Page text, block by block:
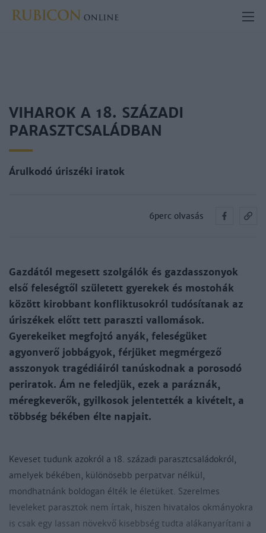
VIHAROK A 18. SZÁZADI
PARASZTCSALÁDBAN
Árulkodó úriszéki iratok
6perc olvasás
Gazdától megesett szolgálók és gazdasszonyok
első feleségtől született gyerekek és mostohák
között kirobbant konfliktusokról tudósítanak az
úriszékek előtt tett paraszti vallomások.
Gyerekeiket megfojtó anyák, feleségüket
agyonverő jobbágyok, férjüket megmérgező
asszonyok tragédiáiról tanúskodnak a porosodó
periratok. Ám ne feledjük, ezek a paráznák,
méregkeverők, gyilkosok jelentették a kivételt, a
többség békében élte napjait.
Keveset tudunk azokról a 18. századi parasztcsaládokról,
amelyek békében, különösebb perpatvar nélkül,
mondhatnánk boldogan élték le életüket. Szerelmes
leveleket parasztok nem írtak, hiszen hivatalos okmányokra
is csak egy lassan növekvő kisebbség tudta alákanyarítani a